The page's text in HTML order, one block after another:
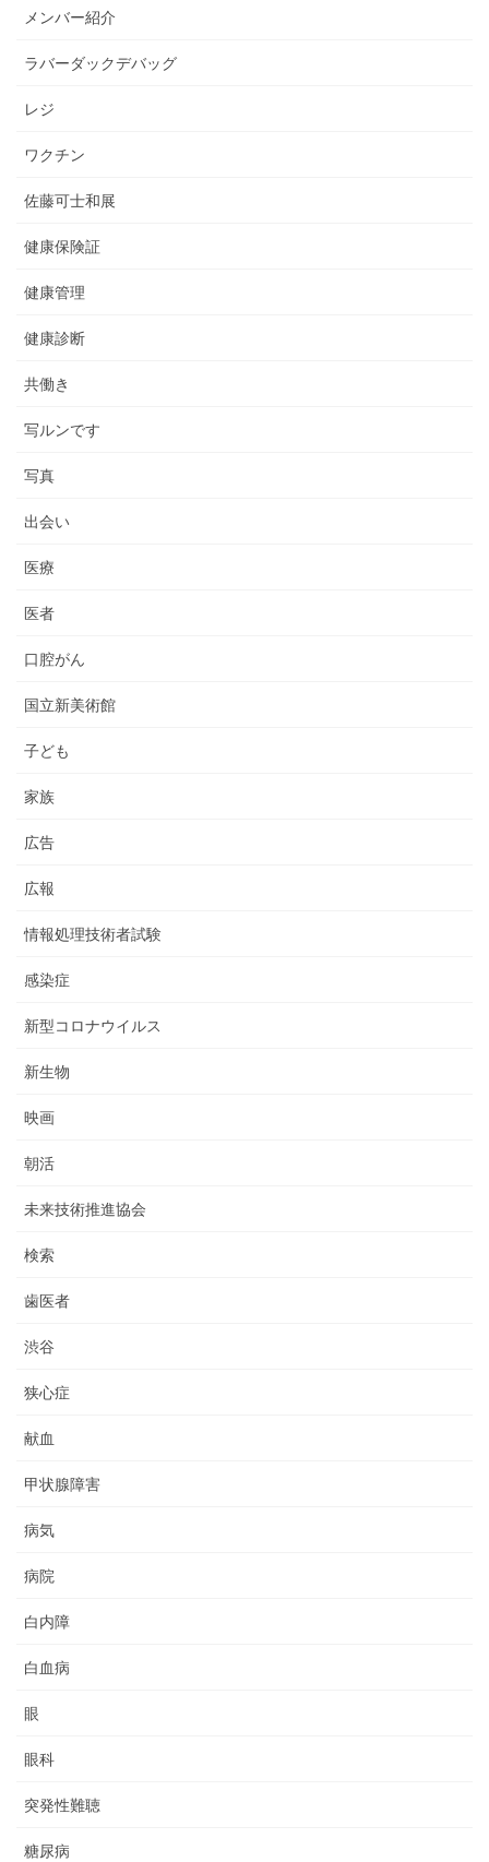
メンバー紹介
ラバーダックデバッグ
レジ
ワクチン
佐藤可士和展
健康保険証
健康管理
健康診断
共働き
写ルンです
写真
出会い
医療
医者
口腔がん
国立新美術館
子ども
家族
広告
広報
情報処理技術者試験
感染症
新型コロナウイルス
新生物
映画
朝活
未来技術推進協会
検索
歯医者
渋谷
狭心症
献血
甲状腺障害
病気
病院
白内障
白血病
眼
眼科
突発性難聴
糖尿病